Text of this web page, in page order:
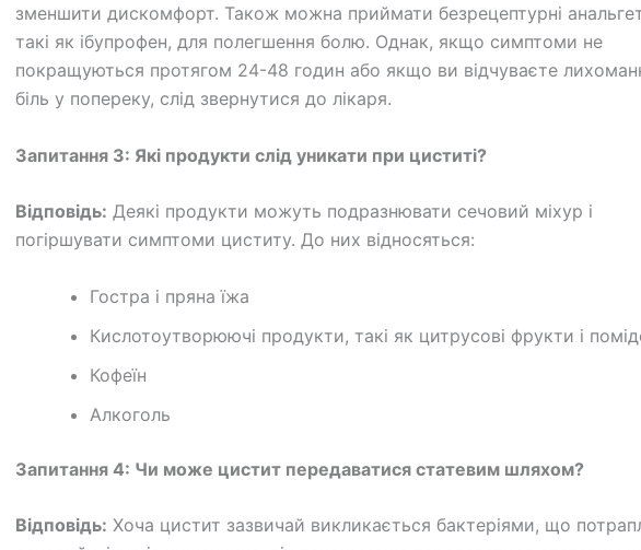
зменшити дискомфорт. Також можна приймати безрецептурні
такі як ібупрофен, для полегшення болю. Однак, якщо симптоми не
покращуються протягом 24-48 годин або якщо ви відчуваєте
біль у попереку, слід звернутися до лікаря.
Запитання 3: Які продукти слід уникати при циститі?
Відповідь: Деякі продукти можуть подразнювати сечовий міхур і
погіршувати симптоми циститу. До них відносяться:
Гостра і пряна їжа
Кислотоутворюючі продукти, такі як цитрусові фрукти і
Кофеїн
Алкоголь
Запитання 4: Чи може цистит передаватися статевим шляхом?
Відповідь: Хоча цистит зазвичай викликається бактеріями, що